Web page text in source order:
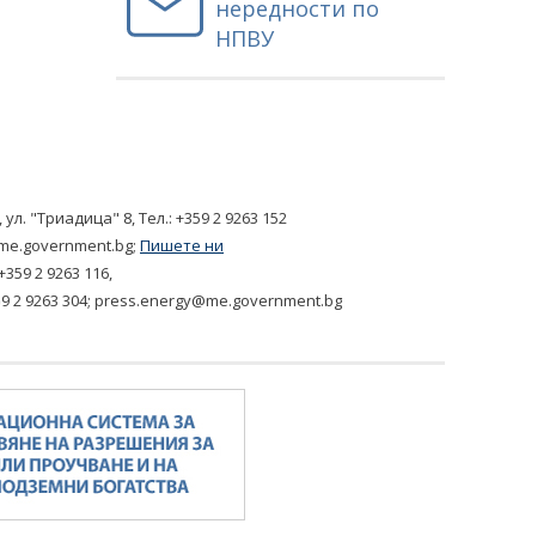
нередности по
НПВУ
ул. "Триадица" 8,Tел.: +359 2 9263 152
; Пишете ни
2 9263 116,
2 9263 304; press.energy@me.government.bg